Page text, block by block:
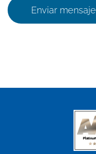
Enviar mensaje